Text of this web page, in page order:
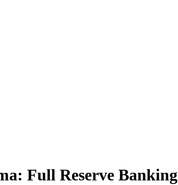
Full Reserve Banking